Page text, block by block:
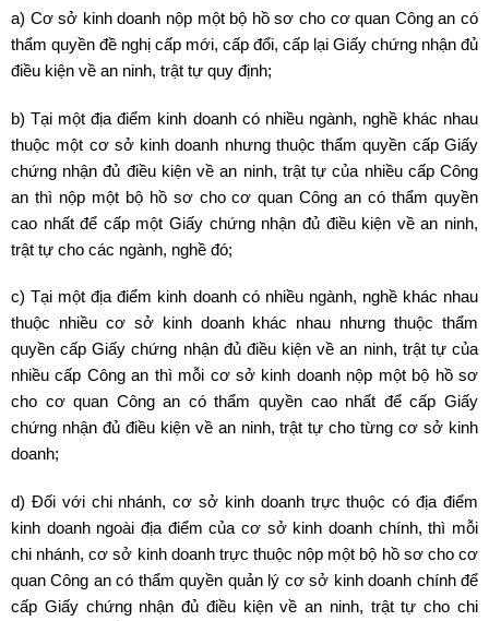
a) Cơ sở kinh doanh nộp một bộ hồ sơ cho cơ quan Công an có
thẩm quyền đề nghị cấp mới, cấp đổi, cấp lại Giấy chứng nhận đủ
điều kiện về an ninh, trật tự quy định;
b) Tại một địa điểm kinh doanh có nhiều ngành, nghề khác nhau
thuộc một cơ sở kinh doanh nhưng thuộc thẩm quyền cấp Giấy
chứng nhận đủ điều kiện về an ninh, trật tự của nhiều cấp Công
an thì nộp một bộ hồ sơ cho cơ quan Công an có thẩm quyền
cao nhất để cấp một Giấy chứng nhận đủ điều kiện về an ninh,
trật tự cho các ngành, nghề đó;
c) Tại một địa điểm kinh doanh có nhiều ngành, nghề khác nhau
thuộc nhiều cơ sở kinh doanh khác nhau nhưng thuộc thẩm
quyền cấp Giấy chứng nhận đủ điều kiện về an ninh, trật tự của
nhiều cấp Công an thì mỗi cơ sở kinh doanh nộp một bộ hồ sơ
cho cơ quan Công an có thẩm quyền cao nhất để cấp Giấy
chứng nhận đủ điều kiện về an ninh, trật tự cho từng cơ sở kinh
doanh;
d) Đối với chi nhánh, cơ sở kinh doanh trực thuộc có địa điểm
kinh doanh ngoài địa điểm của cơ sở kinh doanh chính, thì mỗi
chi nhánh, cơ sở kinh doanh trực thuộc nộp một bộ hồ sơ cho cơ
quan Công an có thẩm quyền quản lý cơ sở kinh doanh chính để
cấp Giấy chứng nhận đủ điều kiện về an ninh, trật tự cho chi